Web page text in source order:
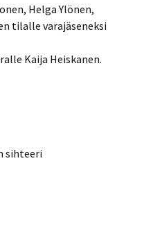
Helga Ylönen,
tilalle varajäseneksi
Kaija Heiskanen.